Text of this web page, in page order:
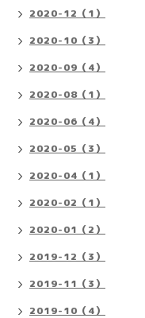
2020-12（1）
2020-10（3）
2020-09（4）
2020-08（1）
2020-06（4）
2020-05（3）
2020-04（1）
2020-02（1）
2020-01（2）
2019-12（3）
2019-11（3）
2019-10（4）